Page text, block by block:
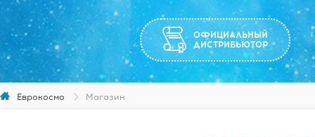
ОФИЦИАЛЬНЫЙ
ДИСТРИБЬЮТОР
Еврокосмо Магазин